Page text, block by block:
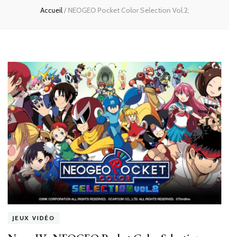
Accueil/ NEOGEO Pocket Color Selection Vol.2;
JEUX VIDÉO